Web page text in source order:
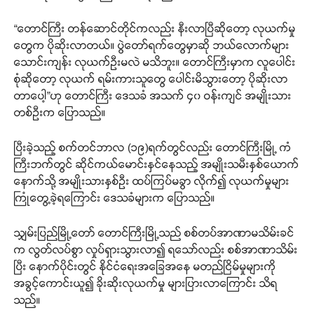
“တောင်ကြီး တန်ဆောင်တိုင်ကလည်း နီးလာပြီဆိုတော့ လုယက်မှု
တွေက ပိုဆိုးလာတယ်။ ပွဲတော်ရက်တွေမှာဆို ဘယ်လောက်များ
သောင်းကျန်း လုယက်ဦးမလဲ မသိဘူး။ တောင်ကြီးမှာက လူပေါင်း
စုံဆိုတော့ လုယက် ရမ်းကားသူတွေ ပေါင်းမိသွားတော့ ပိုဆိုးလာ
တာပေါ့”ဟု တောင်ကြီး ဒေသခံ အသက် ၄၀ ဝန်းကျင် အမျိုးသား
တစ်ဦးက ပြောသည်။
ပြီးခဲ့သည့် စက်တင်ဘာလ (၁၉)ရက်တွင်လည်း တောင်ကြီးမြို့ ကံ
ကြီးဘက်တွင် ဆိုင်ကယ်မောင်းနှင်နေသည့် အမျိုးသမီးနှစ်ယောက်
နောက်သို့ အမျိုးသားနှစ်ဦး ထပ်ကြပ်မခွာ လိုက်၍ လုယက်မှုများ
ကြုံတွေ့ခဲ့ရကြောင်း ဒေသခံများက ပြောသည်။
သျှမ်းပြည်မြို့တော် တောင်ကြီးမြို့သည် စစ်တပ်အာဏာမသိမ်းခင်
က လွတ်လပ်စွာ လှုပ်ရှားသွားလာ၍ ရသော်လည်း စစ်အာဏာသိမ်း
ပြီး နောက်ပိုင်းတွင် နိုင်ငံရေးအခြေအနေ မတည်ငြိမ်မှုများကို
အခွင့်ကောင်းယူ၍ ခိုးဆိုးလုယက်မှု များပြားလာကြောင်း သိရ
သည်။